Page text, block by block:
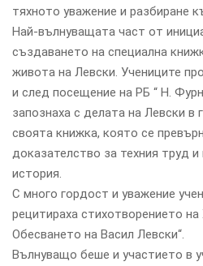
тяхното уважение и разбиране
Най-вълнуващата част от
създаването на специална
живота на Левски. Учениците
и след посещение на РБ “ Н.
запознаха с делата на Левски в
своята книжка, която се
доказателство за техния труд
история.
С много гордост и уважение
рецитираха стихотворението на
Обесването на Васил Левски“.
Вълнуващо беше и участието в